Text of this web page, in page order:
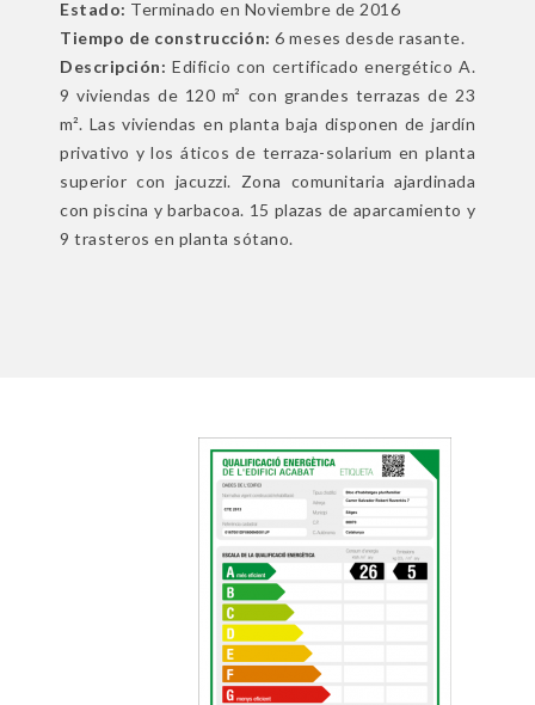
Estado: Terminado en Noviembre de 2016
Tiempo de construcción: 6 meses desde rasante.
Descripción: Edificio con certificado energético A.
9 viviendas de 120 m² con grandes terrazas de 23
m². Las viviendas en planta baja disponen de jardín
privativo y los áticos de terraza-solarium en planta
superior con jacuzzi. Zona comunitaria ajardinada
con piscina y barbacoa. 15 plazas de aparcamiento y
9 trasteros en planta sótano.